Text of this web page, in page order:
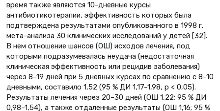
время также являются 10-дневные курсы
антибиотикотерапии, эффективность которых была
подтверждена результатами опубликованного в 1998 г.
мета-анализа 30 клинических исследований у детей [32].
В нем отношение шансов (ОШ) исходов лечения, под
которыми подразумевалась неудача (недостаточная
клиническая эффективность или рецидив заболевания)
через 8–19 дней при 5 дневных курсах по сравнению с 8–10
дневными, составило 1,52 (95 % ДИ 1,17–1,98, р < 0,05).
Результаты лечения через 20–30 дней (ОШ 1,22; 95 % ДИ
0,98–1,54), а также отдаленные результаты (ОШ 1,16; 95 %